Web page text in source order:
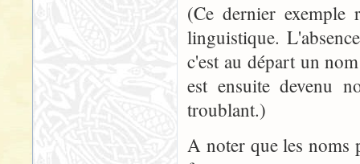
(Ce dernier exemple
linguistique.
c'est au départ un
est ensuite devenu
troublant.)
A noter que les noms